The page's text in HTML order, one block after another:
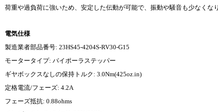
荷重や過負荷に強いため、安定した伝動が可能で、振動や騒音も少なく
電気仕様
製造業者部品番号: 23HS45-4204S-RV30-G15
モータータイプ: バイポーラステッパー
ギヤボックスなしの保持トルク: 3.0Nm(425oz.in)
定格電流/フェーズ: 4.2A
フェーズ抵抗: 0.88ohms